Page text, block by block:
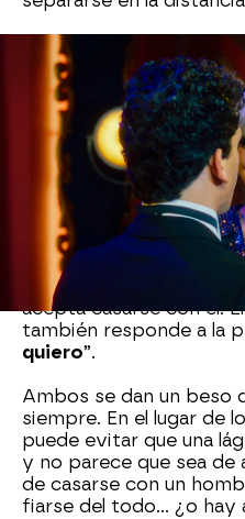
El cura comienza la
Paco Ostos,
perderse la boda del
Bárbara mira Ángel,
domador no deja de
sucedido con el
lucha por su vida en el
Bárbara, ajena a todo
de Ángel, escucha las
acepta casarse con él.
también responde a la
quiero”.
Ambos se dan un beso
siempre. En el lugar de
puede evitar que una
y no parece que sea de
de casarse con un
fiarse del todo… ¿o hay